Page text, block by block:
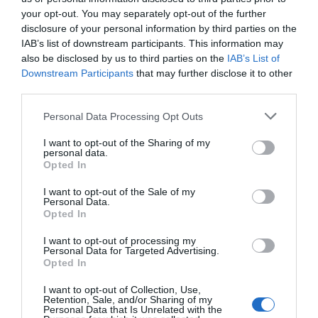
your opt-out. You may separately opt-out of the further
disclosure of your personal information by third parties on the
IAB’s list of downstream participants. This information may
also be disclosed by us to third parties on the IAB’s List of
Downstream Participants that may further disclose it to other
Personal Data Processing Opt Outs
I want to opt-out of the Sharing of my
personal data.
Opted In
I want to opt-out of the Sale of my
Personal Data.
Opted In
I want to opt-out of processing my
Personal Data for Targeted Advertising.
Opted In
I want to opt-out of Collection, Use,
Retention, Sale, and/or Sharing of my
Personal Data that Is Unrelated with the
suspicacias, y creyendo en la colaboración
público-privada si queremos mantener nuestro
estado del bienestar. Para quienes aún no están
convencidos del valor de la colaboración público-
privada, comparto la conclusión de los viajes de
aprendizaje que hemos realizado a diferentes
éxito proviene precisamente de esta
colaboración.
Los catalanes hemos demostrado históricamente
visión y voluntad. Nosotros, como Femcat, solo
somos un pequeño eslabón que ponemos a
disposición para ayudar en lo que sea necesario.